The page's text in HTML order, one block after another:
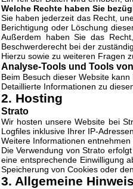
Welche Rechte haben Sie
Sie haben jederzeit das Recht,
Berichtigung oder Löschung
Außerdem haben Sie das
Beschwerderecht bei der
Hierzu sowie zu weiteren Fragen
Analyse-Tools und Tools
Beim Besuch dieser Website
Detaillierte Informationen zu
2. Hosting
Strato
Wir hosten unsere Website bei
Logfiles inklusive Ihrer IP-Adressen.
Weitere Informationen
Die Verwendung von Strato
eine entsprechende Einwilligung
Speicherung von Cookies oder
3. Allgemeine